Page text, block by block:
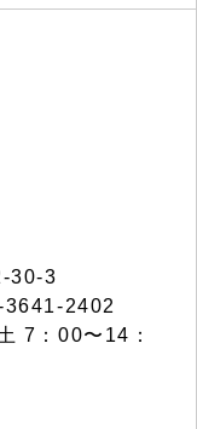
30-3
2402
7：00〜14：